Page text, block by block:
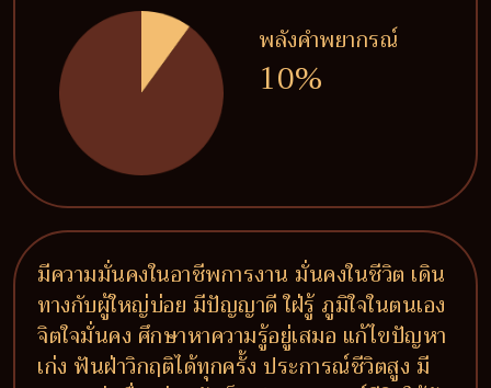
พลังคำพยากรณ์
10%
มีความมั่นคงในอาชีพการงาน มั่นคงในชีวิต เดิน
ทางกับผู้ใหญ่บ่อย มีปัญญาดี ใฝ่รู้ ภูมิใจในตนเอง
จิตใจมั่นคง ศึกษาหาความรู้อยู่เสมอ แก้ไขปัญหา
เก่ง ฟันฝ่าวิกฤติได้ทุกครั้ง ประการณ์ชีวิตสูง มี